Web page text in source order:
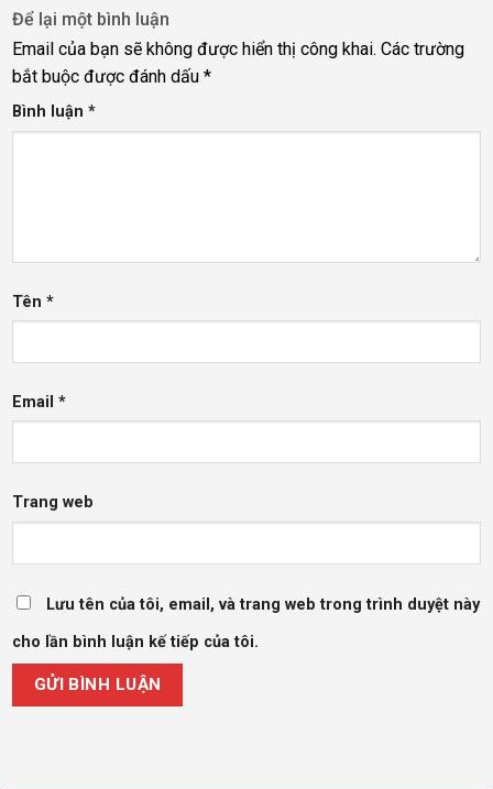
Để lại một bình luận
Email của bạn sẽ không được hiển thị công khai. Các trường
bắt buộc được đánh dấu *
Bình luận *
Tên *
Email *
Trang web
Lưu tên của tôi, email, và trang web trong trình duyệt này
cho lần bình luận kế tiếp của tôi.